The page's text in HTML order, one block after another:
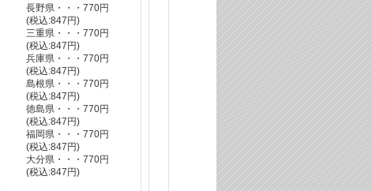
長野県・・・770円
(税込:847円)
三重県・・・770円
(税込:847円)
兵庫県・・・770円
(税込:847円)
島根県・・・770円
(税込:847円)
徳島県・・・770円
(税込:847円)
福岡県・・・770円
(税込:847円)
大分県・・・770円
(税込:847円)